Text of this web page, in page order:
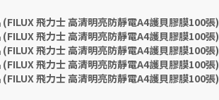
(FILUX 飛力士 高清明亮防靜電A4護貝膠膜100張)
(FILUX 飛力士 高清明亮防靜電A4護貝膠膜100張)
(FILUX 飛力士 高清明亮防靜電A4護貝膠膜100張)
(FILUX 飛力士 高清明亮防靜電A4護貝膠膜100張)
(FILUX 飛力士 高清明亮防靜電A4護貝膠膜100張)